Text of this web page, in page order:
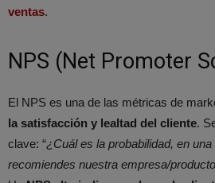
ventas.
NPS (Net Promoter
El NPS es una de las métricas de
la satisfacción y lealtad del cliente.
clave: “¿Cuál es la probabilidad, en
recomiendes nuestra empresa/